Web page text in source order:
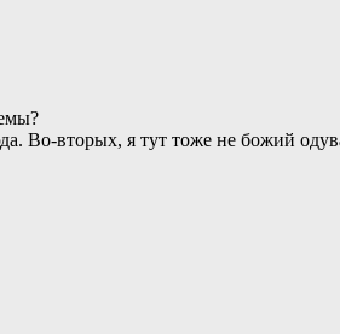
Во-вторых, я тут тоже не божий